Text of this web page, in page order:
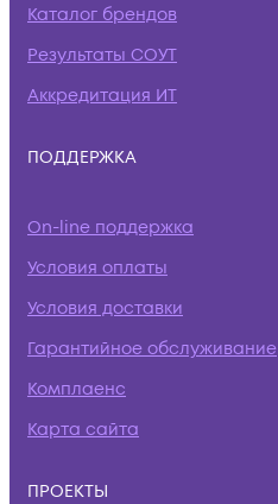
Каталог брендов
Результаты СОУТ
Аккредитация ИТ
ПОДДЕРЖКА
On-line поддержка
Условия оплаты
Условия доставки
Гарантийное обслуживание
Комплаенс
Карта сайта
ПРОЕКТЫ